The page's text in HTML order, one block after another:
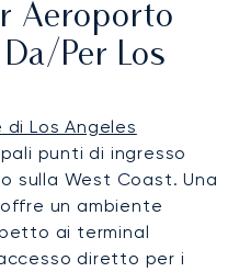
Aeroporto
per Los
Los Angeles
punti di ingresso
sulla West Coast. Una
un ambiente
ai terminal
diretto per i